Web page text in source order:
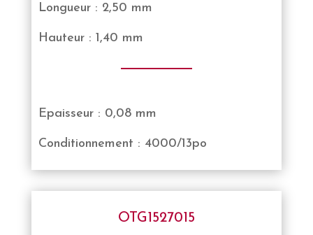
Longueur : 2,50 mm
Hauteur : 1,40 mm
Epaisseur : 0,08 mm
Conditionnement : 4000/13po
OTG1527015